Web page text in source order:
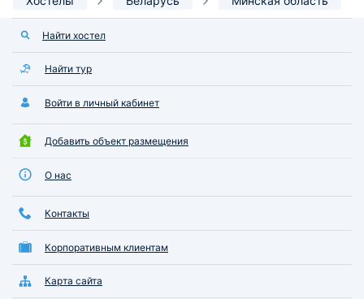
Найти хостел
Найти тур
Войти в личный кабинет
Добавить объект размещения
О нас
Контакты
Корпоративным клиентам
Карта сайта